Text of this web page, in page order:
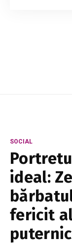
SOCIAL
ideal:
fericit